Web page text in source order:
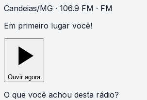
Candeias/MG · 106.9 FM · FM
Em primeiro lugar você!
Ouvir agora
O que você achou desta rádio?